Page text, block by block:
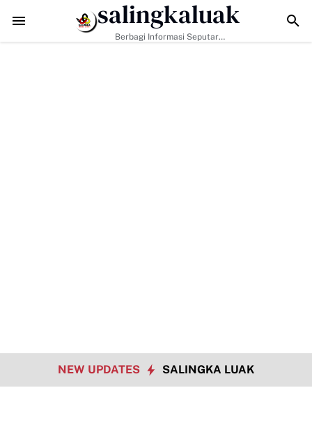
Sosial Jadi Kunci, Hj. Aida Dorong Nagari Aktif Pastikan Warga
salingkaluak
Berbagi Informasi Seputar
NEW UPDATES SALINGKA LUAK